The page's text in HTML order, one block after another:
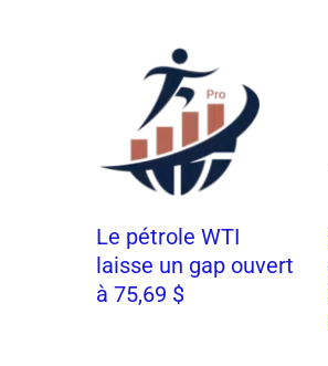
Le pétrole WTI
laisse un gap ouvert
à 75,69 $